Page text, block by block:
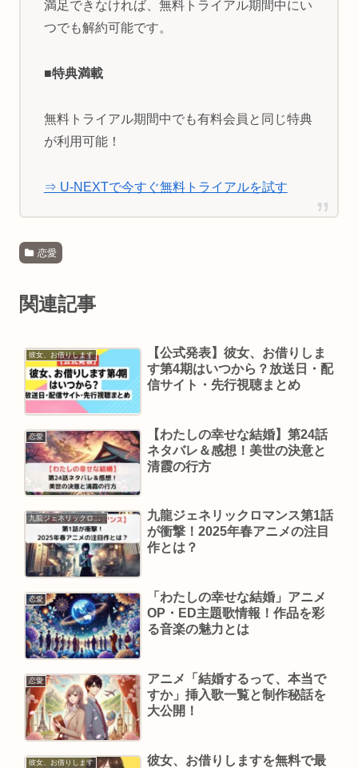
満足できなければ、無料トライアル期間中にい
つでも解約可能です。
■特典満載
無料トライアル期間中でも有料会員と同じ特典
が利用可能！
⇒ U-NEXTで今すぐ無料トライアルを試す
恋愛
関連記事
彼女、お借りします
【公式発表】彼女、お借りしま
す第4期はいつから？放送日・配
信サイト・先行視聴まとめ
恋愛
【わたしの幸せな結婚】第24話
ネタバレ＆感想！美世の決意と
清霞の行方
九龍ジェネリックロマンス
九龍ジェネリックロマンス第1話
が衝撃！2025年春アニメの注目
作とは？
恋愛
「わたしの幸せな結婚」アニメ
OP・ED主題歌情報！作品を彩
る音楽の魅力とは
恋愛
アニメ「結婚するって、本当で
すか」挿入歌一覧と制作秘話を
大公開！
彼女、お借りします
彼女、お借りしますを無料で最